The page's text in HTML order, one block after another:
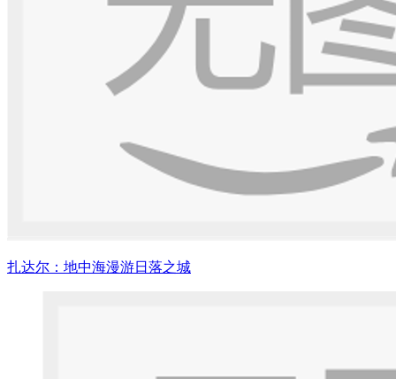
扎达尔：地中海漫游日落之城